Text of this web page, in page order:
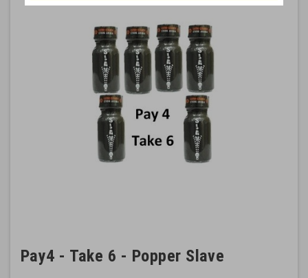
Pay4 - Take 6 - Popper Slave